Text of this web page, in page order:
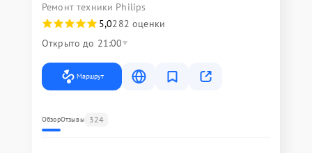
Ремонт техники Philips
5,0282 оценки
Открыто до 21:00
Маршрут
ОбзорОтзывы 324